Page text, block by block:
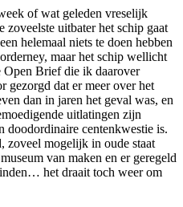
of wat geleden vreselijk
zoveelste uitbater het schip gaat
helemaal niets te doen hebben
maar het schip wellicht
Brief die ik daarover
gezorgd dat er meer over het
dan in jaren het geval was, en
uitlatingen zijn
doodordinaire centenkwestie is.
zoveel mogelijk in oude staat
van maken en er geregeld
het draait toch weer om